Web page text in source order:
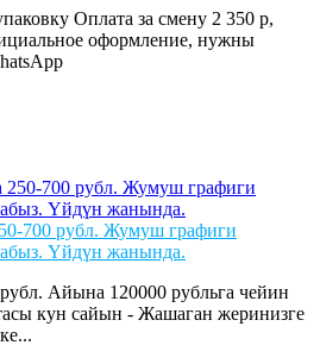
Оплата за смену 2 350 р,
оформление, нужны
700 рубл. Жумуш графиги
Үйдүн жанында.
Айына 120000 рубльга чейин
кун сайын - Жашаган жеринизге